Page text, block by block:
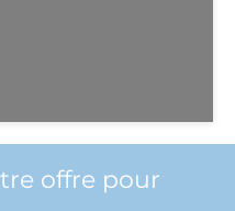
offre pour